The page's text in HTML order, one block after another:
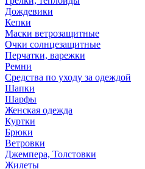
Дождевики
Кепки
Маски ветрозащитные
Очки солнцезащитные
Перчатки, варежки
Ремни
Средства по уходу за одеждой
Шапки
Шарфы
Женская одежда
Куртки
Брюки
Ветровки
Джемпера, Толстовки
Жилеты